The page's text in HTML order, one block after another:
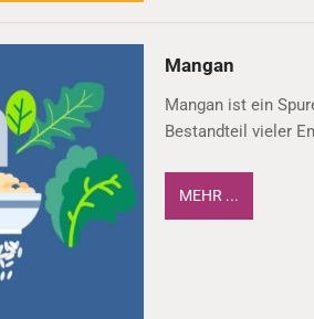
Mangan
Mangan ist ein
Bestandteil vieler
MEHR ...